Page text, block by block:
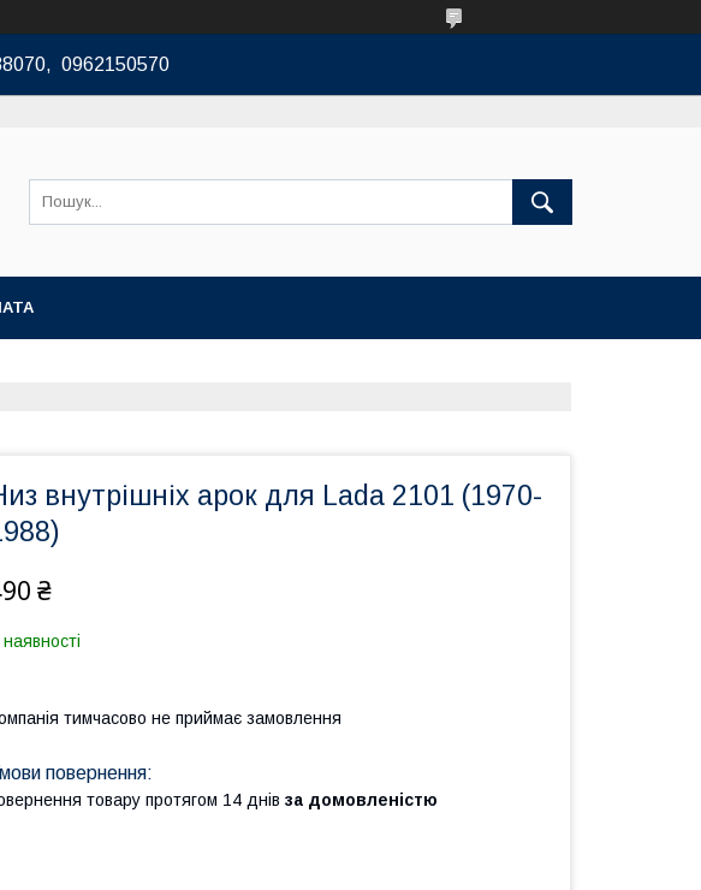
0962150570
внутрішніх арок для Lada 2101 (1970-
₴
тимчасово не приймає замовлення
товару протягом 14 днів за домовленістю